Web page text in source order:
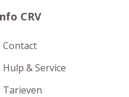
CRV
Contact
Hulp & Service
Tarieven